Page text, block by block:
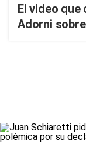
El video que
Adorni